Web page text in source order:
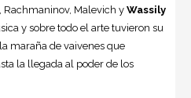
Rachmaninov, Malevich y Wassily
y sobre todo el arte tuvieron su
maraña de vaivenes que
la llegada al poder de los